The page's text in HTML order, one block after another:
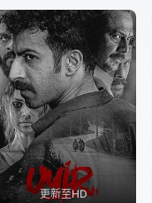
更新至HD